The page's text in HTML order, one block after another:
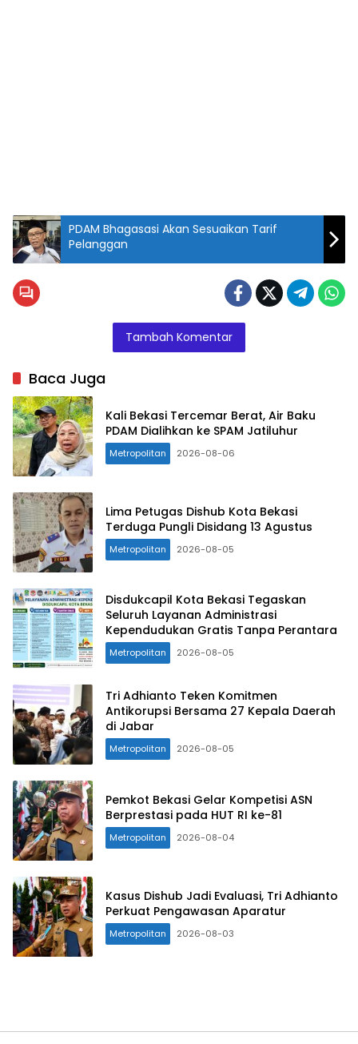
Jenderal
Badan
(Badilum)
H.Herri
Swantoro.
PDAM Bhagasasi Akan Sesuaikan Tarif
Pelanggan
Tambah Komentar
Baca Juga
Kali Bekasi Tercemar Berat, Air Baku
PDAM Dialihkan ke SPAM Jatiluhur
Metropolitan 2026-08-06
Lima Petugas Dishub Kota Bekasi
Terduga Pungli Disidang 13 Agustus
Metropolitan 2026-08-05
Disdukcapil Kota Bekasi Tegaskan
Seluruh Layanan Administrasi
Kependudukan Gratis Tanpa Perantara
Metropolitan 2026-08-05
Tri Adhianto Teken Komitmen
Antikorupsi Bersama 27 Kepala Daerah
di Jabar
Metropolitan 2026-08-05
Pemkot Bekasi Gelar Kompetisi ASN
Berprestasi pada HUT RI ke-81
Metropolitan 2026-08-04
Kasus Dishub Jadi Evaluasi, Tri Adhianto
Perkuat Pengawasan Aparatur
Metropolitan 2026-08-03